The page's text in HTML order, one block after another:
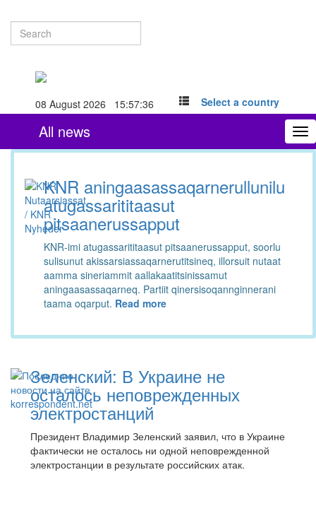
08 August 2026 15:57:37 Select a country
All news
KNR aningaasassaqarnerullunilu
atugassarititaasut
pitsaanerussapput
KNR-imi atugassarititaasut pitsaanerussapput, soorlu
sulisunut akissarsiassaqarnerutitsineq, illorsuit nutaat
aamma sineriammit aallakaatitsinissamut
aningaasassaqarneq. Partiit qinersisoqannginnerani
taama oqarput. Read more
Зеленский: В Украине не
осталось неповрежденных
электростанций
Президент Владимир Зеленский заявил, что в Украине
фактически не осталось ни одной неповрежденной
электростанции в результате российских атак.